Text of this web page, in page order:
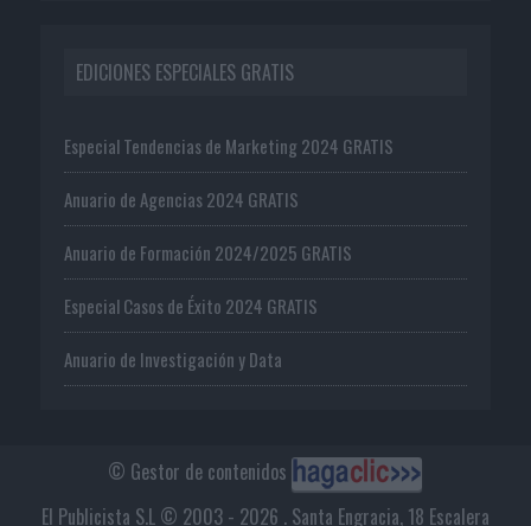
EDICIONES ESPECIALES GRATIS
Especial Tendencias de Marketing 2024 GRATIS
Anuario de Agencias 2024 GRATIS
Anuario de Formación 2024/2025 GRATIS
Especial Casos de Éxito 2024 GRATIS
Anuario de Investigación y Data
© Gestor de contenidos
El Publicista S.L © 2003 - 2026 . Santa Engracia, 18 Escalera